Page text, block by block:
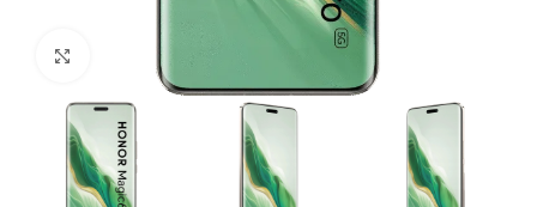
Kliknite za uvećanje